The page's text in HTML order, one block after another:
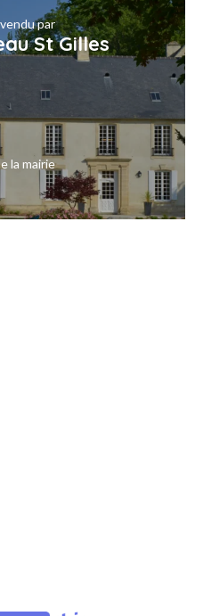
par
St Gilles
la mairie